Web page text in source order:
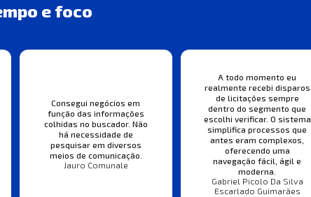
e foco
Consegui negócios em
função das informações
colhidas no buscador. Não
há necessidade de
pesquisar em diversos
meios de comunicação.
Jauro Comunale
A todo momento eu
realmente recebi disparos
de licitações sempre
dentro do segmento que
escolhi verificar. O sistema
simplifica processos que
antes eram complexos,
oferecendo uma
navegação fácil, ágil e
moderna.
Gabriel Picolo Da Silva
Escarlado Guimarães